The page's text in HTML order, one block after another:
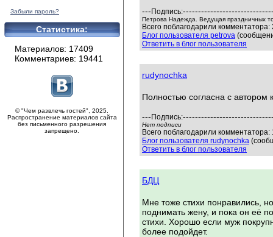
Забыли пароль?
Статистика:
Материалов: 17409
Комментариев: 19441
© "Чем развлечь гостей", 2025.
Распространение материалов сайта
без письменного разрешения
запрещено.
--- Подпись:
Петрова Надежда. Ведущая праздничных
Всего поблагодарили
Блог пользователя petrova
Ответить в блог пользователя
rudynochka
Полностью согласна с автором
--- Подпись:
Нет подписи
Всего поблагодарили
Блог пользователя rudynochka
Ответить в блог пользователя
БДЦ
Мне тоже стихи понравились,
поднимать жену, и пока он её
стихи. Хорошо если муж
более подойдет.